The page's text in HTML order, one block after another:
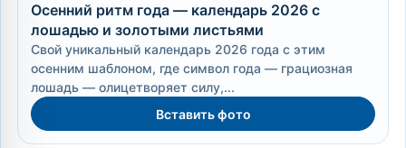
Осенний ритм года — календарь 2026 с
лошадью и золотыми листьями
Свой уникальный календарь 2026 года с этим
осенним шаблоном, где символ года — грациозная
лошадь — олицетворяет силу,...
Вставить фото